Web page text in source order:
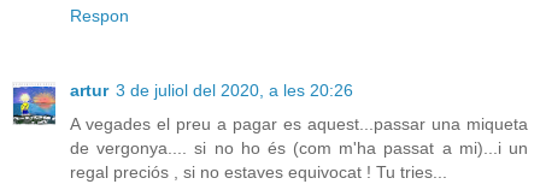
Respon
artur 3 de juliol del 2020, a les 20:26
A vegades el preu a pagar es aquest...passar una miqueta
de vergonya.... si no ho és (com m'ha passat a mi)...i un
regal preciós , si no estaves equivocat ! Tu tries...